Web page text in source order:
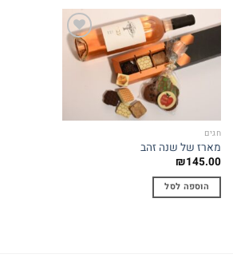
Add to
wishlist
חגים
מארז של שנה זהב
₪145.00
הוספה לסל